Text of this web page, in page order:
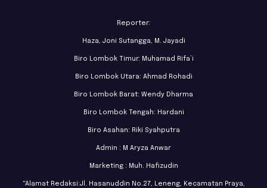
Reporter:
Haza, Joni Sutangga, M. Jayadi
Biro Lombok Timur: Muhamad Rifa’i
Biro Lombok Utara: Ahmad Rohadi
Biro Lombok Barat: Wendy Dharma
Biro Lombok Tengah: Hardani
Biro Asahan: Riki Syahputra
Admin : M Aryza Anwar
Marketing : Muh. Hafizudin
"Alamat Redaksi:Jl. Hasanuddin No.27, Leneng, Kecamatan Praya,